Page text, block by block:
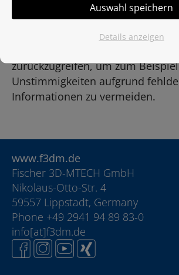
Hierdurch sind wir in der Lage,
medien- und
zurückzugreifen, um zum Beispiel
Unstimmigkeiten aufgrund
Informationen zu vermeiden.
www.f3dm.de
Fischer 3D-MTECH GmbH
Nikolaus-Otto-Str. 4
59557 Lippstadt, Germany
Phone +49 2941 94 89 83-0
info[at]f3dm.de
Auswahl speichern
Details anzeigen